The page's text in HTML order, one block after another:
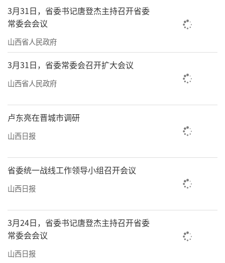
3月31日，省委书记唐登杰主持召开省委
常委会会议
山西省人民政府
3月31日，省委常委会召开扩大会议
山西省人民政府
卢东亮在晋城市调研
山西日报
省委统一战线工作领导小组召开会议
山西日报
3月24日，省委书记唐登杰主持召开省委
常委会会议
山西日报